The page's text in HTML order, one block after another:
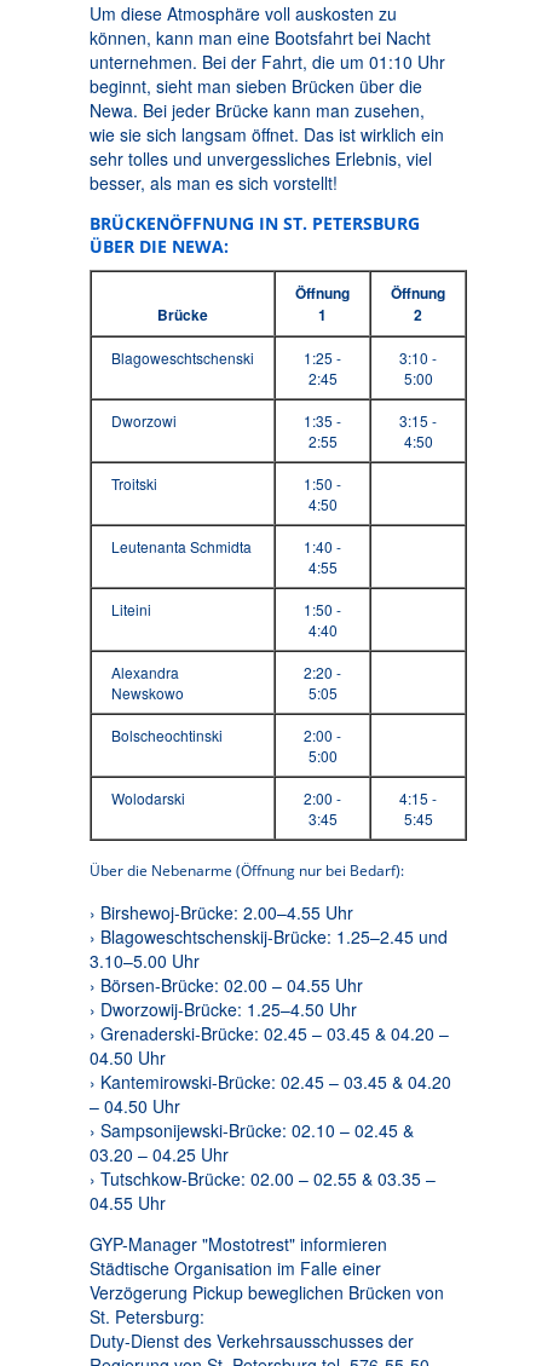
Um diese Atmosphäre voll auskosten zu
können, kann man eine Bootsfahrt bei Nacht
unternehmen. Bei der Fahrt, die um 01:10 Uhr
beginnt, sieht man sieben Brücken über die
Newa. Bei jeder Brücke kann man zusehen,
wie sie sich langsam öffnet. Das ist wirklich ein
sehr tolles und unvergessliches Erlebnis, viel
besser, als man es sich vorstellt!
BRÜCKENÖFFNUNG IN ST. PETERSBURG
ÜBER DIE NEWA:
Brücke
Öffnung
1
Öffnung
2
Blagoweschtschenski
1:25 -
2:45
3:10 -
5:00
Dworzowi
1:35 -
2:55
3:15 -
4:50
Troitski
1:50 -
4:50
Leutenanta Schmidta
1:40 -
4:55
Liteini
1:50 -
4:40
Alexandra
Newskowo
2:20 -
5:05
Bolscheochtinski
2:00 -
5:00
Wolodarski
2:00 -
3:45
4:15 -
5:45
Über die Nebenarme (Öffnung nur bei Bedarf):
› Birshewoj-Brücke: 2.00–4.55 Uhr
› Blagoweschtschenskij-Brücke: 1.25–2.45 und
3.10–5.00 Uhr
› Börsen-Brücke: 02.00 – 04.55 Uhr
› Dworzowij-Brücke: 1.25–4.50 Uhr
› Grenaderski-Brücke: 02.45 – 03.45 & 04.20 –
04.50 Uhr
› Kantemirowski-Brücke: 02.45 – 03.45 & 04.20
– 04.50 Uhr
› Sampsonijewski-Brücke: 02.10 – 02.45 &
03.20 – 04.25 Uhr
› Tutschkow-Brücke: 02.00 – 02.55 & 03.35 –
04.55 Uhr
GYP-Manager "Mostotrest" informieren
Städtische Organisation im Falle einer
Verzögerung Pickup beweglichen Brücken von
St. Petersburg:
Duty-Dienst des Verkehrsausschusses der